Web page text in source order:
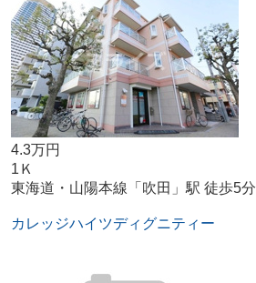
4.3万円
1Ｋ
東海道・山陽本線「吹田」駅 徒歩5分
カレッジハイツディグニティー